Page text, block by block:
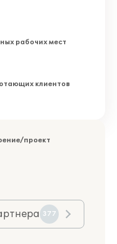
рабочих мест
клиентов
проект
377